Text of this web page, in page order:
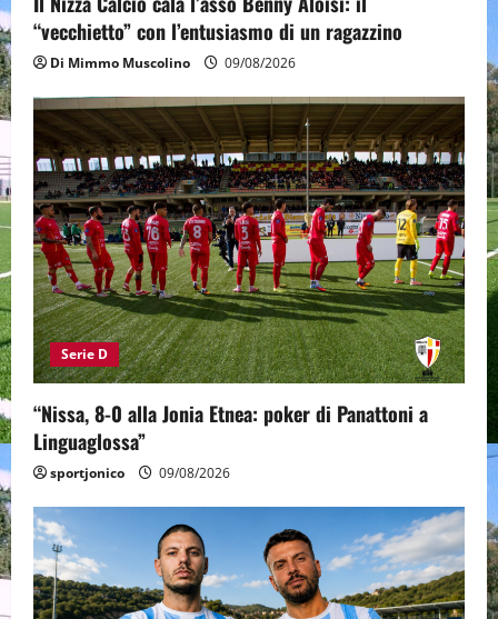
“vecchietto” con l’entusiasmo di un ragazzino
Di Mimmo Muscolino 09/08/2026
Serie D
“Nissa, 8-0 alla Jonia Etnea: poker di Panattoni a
Linguaglossa”
sportjonico 09/08/2026